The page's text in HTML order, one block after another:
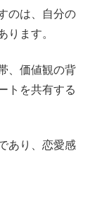
のは、自分の
ります。
、価値観の背
トを共有する
あり、恋愛感